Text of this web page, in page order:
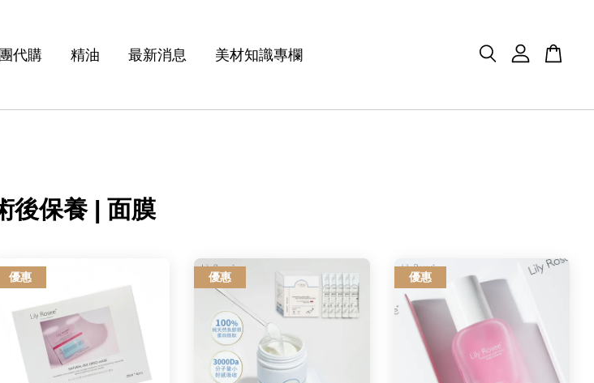
代購 精油 最新消息 美材知識專欄
後保養 | 面膜
優惠 優惠 優惠